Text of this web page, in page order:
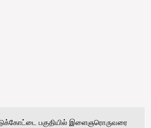
பகுதியில் இளைஞரொருவரை